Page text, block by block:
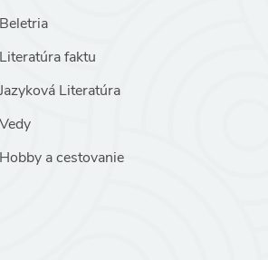
Beletria
Literatúra faktu
Jazyková Literatúra
Vedy
Hobby a cestovanie